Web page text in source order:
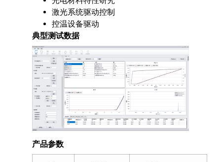
激光系统驱动控制
控温设备驱动
典型测试数据
产品参数